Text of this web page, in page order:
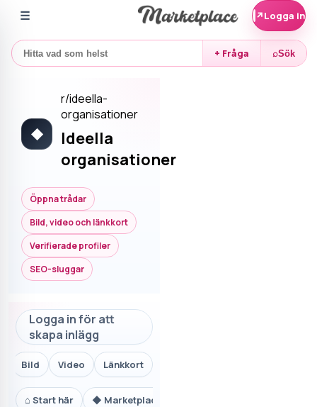
☰
+ Fråga ⌕Sök
↗Logga in
◆
r/ideella-
organisationer
Ideella
organisationer
Öppna trådar
Bild, video och länkkort
Verifierade profiler
SEO-sluggar
Logga in för att
skapa inlägg
Bild Video Länkkort
⌂ Start här ◆ Marketplace.se